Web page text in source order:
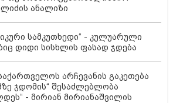
ანალიზი
სამკუთხედი“ - კულუარული
დიდი სისხლის ფასად ჯდება
არჩევანის გაკეთება
ჯდომის“ შესაძლებლობა
- მირიან მირიანაშვილის